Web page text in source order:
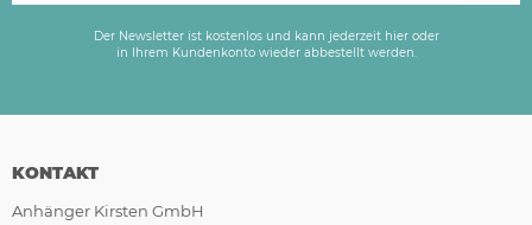
Der Newsletter ist kostenlos und kann jederzeit hier oder
in Ihrem Kundenkonto wieder abbestellt werden.
KONTAKT
Anhänger Kirsten GmbH